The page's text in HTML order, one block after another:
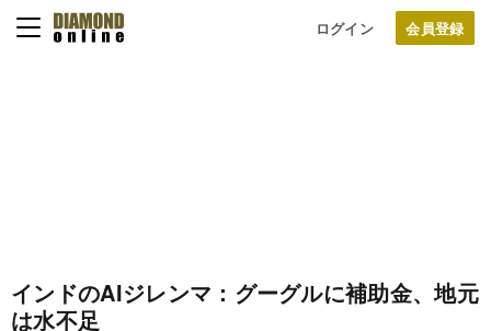
ログイン
インドのAIジレンマ：グーグルに補助金、地元
は水不足